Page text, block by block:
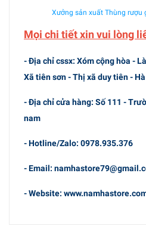
Xưởng sản xuất Thùng rượu
Mọi chi tiết xin vui lòng
- Địa chỉ cssx: Xóm cộng hòa -
Xã tiên sơn - Thị xã duy tiên -
- Địa chỉ cửa hàng: Số 111 -
nam
- Hotline/Zalo: 0978.935.376
- Email:
- Website: